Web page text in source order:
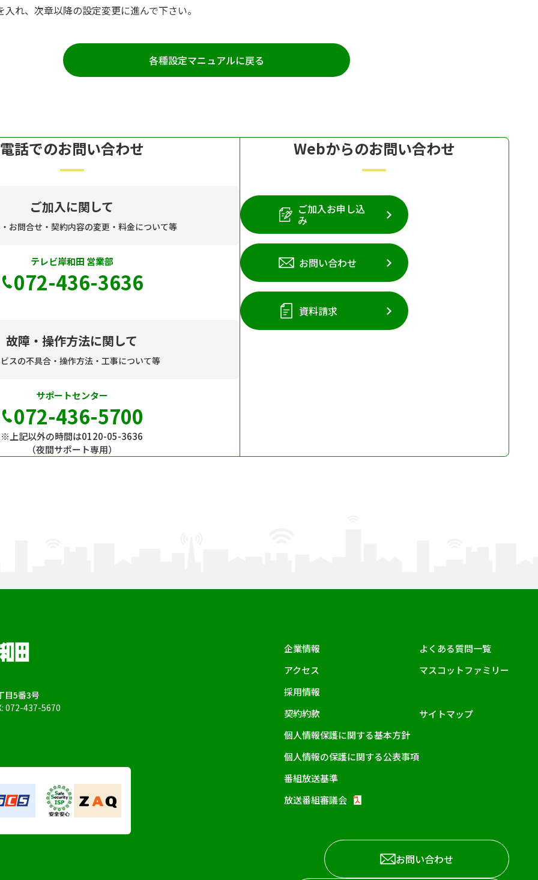
れ、次章以降の設定変更に進んで下さい。
各種設定マニュアルに戻る
電話でのお問い合わせ
ご加入に関して
お問合せ・契約内容の変更・料金について等
テレビ岸和田 営業部
072-436-3636
故障・操作方法に関して
スの不具合・操作方法・工事について等
サポートセンター
072-436-5700
※上記以外の時間は0120-05-3636
（夜間サポート専用）
Webからのお問い合わせ
ご加入お申し込
み
お問い合わせ
資料請求
目5番3号
072-437-5670
企業情報
アクセス
採用情報
契約約款
個人情報保護に関する基本方針
個人情報の保護に関する公表事項
番組放送基準
放送番組審議会
よくある質問一覧
マスコットファミリー
サイトマップ
お問い合わせ